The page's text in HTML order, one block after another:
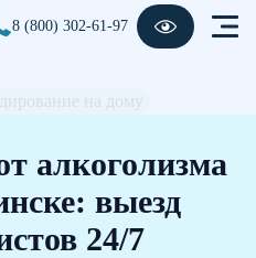
8 (800) 302-61-97
алкоголизма
выезд
24/7